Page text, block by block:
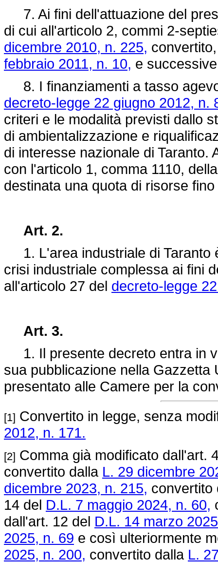
7. Ai fini dell'attuazione del
di cui all'articolo 2, commi 2-
dicembre 2010, n. 225,
febbraio 2011, n. 10, e
8. I finanziamenti a tasso
decreto-legge 22 giugno 2012, n.
criteri e le modalità previsti dallo
di ambientalizzazione e
di interesse nazionale di Taranto.
con l'articolo 1, comma 1110,
destinata una quota di risorse
Art. 2.
1. L'area industriale di Taranto
crisi industriale complessa ai fini
all'articolo 27 del decreto-legge
Art. 3.
1. Il presente decreto entra in
sua pubblicazione nella Gazzetta
presentato alle Camere per la
[1] Convertito in legge, senza
2012, n. 171.
[2] Comma già modificato dall'art.
convertito dalla L. 29 dicembre
dicembre 2023, n. 215,
14 del D.L. 7 maggio 2024, n. 60,
dall'art. 12 del D.L. 14 marzo
2025, n. 69 e così ulteriormente
2025, n. 200, convertito dalla L.